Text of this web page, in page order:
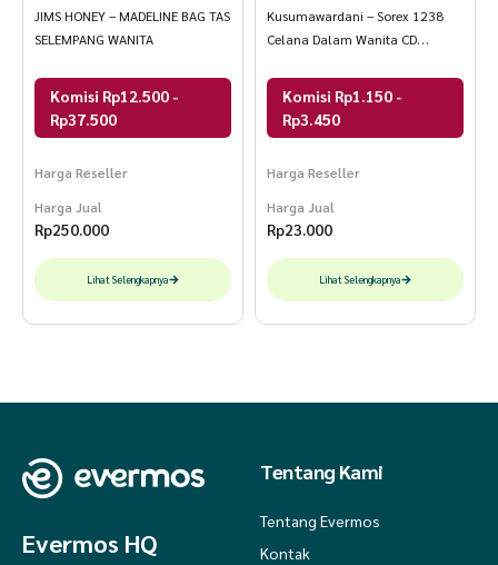
JIMS HONEY – MADELINE BAG TAS
SELEMPANG WANITA
Komisi Rp12.500 -
Rp37.500
Harga Reseller
Harga Jual
Rp250.000
Lihat Selengkapnya
Kusumawardani – Sorex 1238
Celana Dalam Wanita CD
Super Soft Size M – QL
Komisi Rp1.150 -
Rp3.450
Harga Reseller
Harga Jual
Rp23.000
Lihat Selengkapnya
Evermos HQ
Tentang Kami
Tentang Evermos
Kontak